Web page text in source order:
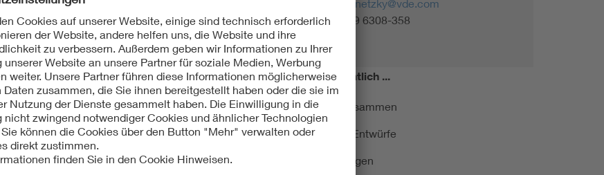
regine.kornetzky@vde.com
Tel. +49 69 6308-358
Mit unserem DKE Newsletter sind Sie immer top informiert! Monatlich ...
fassen wir die wichtigsten Entwicklungen in der Normung kurz zusammen
berichten wir über aktuelle Arbeitsergebnisse, Publikationen und Entwürfe
informieren wir Sie bereits frühzeitig über zukünftige Veranstaltungen